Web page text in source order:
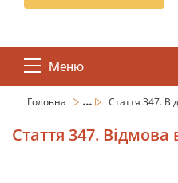
Меню
Головна ... Стаття 347.
Стаття 347. Відмова